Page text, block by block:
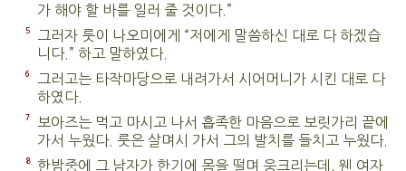
가 해야 할 바를 일러 줄 것이다.”
5
그러자 룻이 나오미에게 “저에게 말씀하신 대로 다 하겠습
니다.” 하고 말하였다.
6
그러고는 타작마당으로 내려가서 시어머니가 시킨 대로 다
하였다.
7
보아즈는 먹고 마시고 나서 흡족한 마음으로 보릿가리 끝에
가서 누웠다. 룻은 살며시 가서 그의 발치를 들치고 누웠다.
8
한밤중에 그 남자가 한기에 몸을 떨며 웅크리는데, 웬 여자